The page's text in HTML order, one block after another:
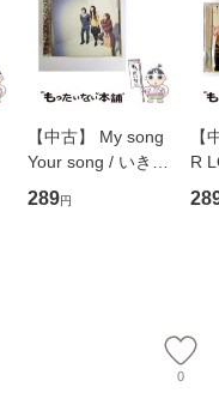
【中古】 My song
Your song / いきも
のがかり / [CD]
【メール便送料無
289円
【
R
産
0